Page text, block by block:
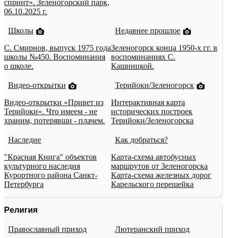
спринт». Зеленогорский парк,
06.10.2025 г.
Школы
С. Смирнов, выпуск 1975 года
школы №450. Воспоминания
о школе.
Недавнее прошлое
Зеленогорск конца 1950-х гг. в
воспоминаниях С.
Кашницкой.
Видео-открытки
Видео-открытки «Привет из
Терийоки». Что имеем - не
храним, потерявши - плачем.
Терийоки/Зеленогорск
Интерактивная карта
исторических построек
Терийоки/Зеленогорска
Наследие
"Красная Книга" объектов
культурного наследия
Курортного района Санкт-
Петербурга
Как добраться?
Карта-схема автобусных
маршрутов от Зеленогорска
Карта-схема железных дорог
Карельского перешейка
Религия
Православный приход
Лютеранский приход